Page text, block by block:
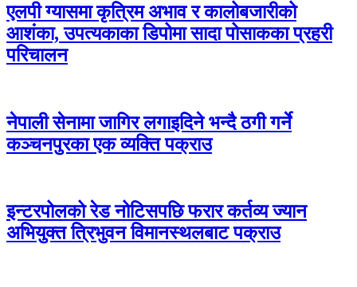
एलपी ग्यासमा कृत्रिम अभाव र कालोबजारीको
आशंका, उपत्यकाका डिपोमा सादा पोसाकका प्रहरी
परिचालन
नेपाली सेनामा जागिर लगाइदिने भन्दै ठगी गर्ने
कञ्चनपुरका एक व्यक्ति पक्राउ
इन्टरपोलको रेड नोटिसपछि फरार कर्तव्य ज्यान
अभियुक्त त्रिभुवन विमानस्थलबाट पक्राउ